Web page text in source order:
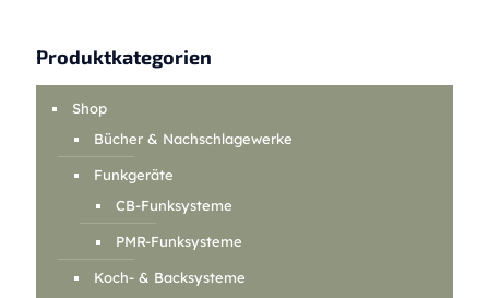
Produktkategorien
Shop
Bücher & Nachschlagewerke
Funkgeräte
CB-Funksysteme
PMR-Funksysteme
Koch- & Backsysteme